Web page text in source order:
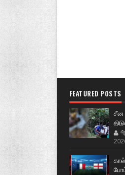
FEATURED POSTS
சீன